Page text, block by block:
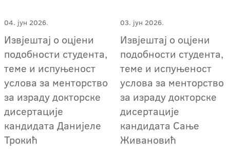
04. јун 2026.
Извјештај о оцјени
подобности студента,
теме и испуњеност
услова за менторство
за израду докторске
дисертације
кандидата Данијеле
Трокић
03. јун 2026.
Извјештај о оцјени
подобности студента,
теме и испуњеност
услова за менторство
за израду докторске
дисертације
кандидата Сање
Живановић